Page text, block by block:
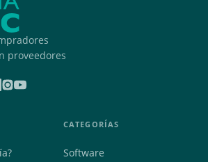
proveedores
CATEGORÍAS
Software